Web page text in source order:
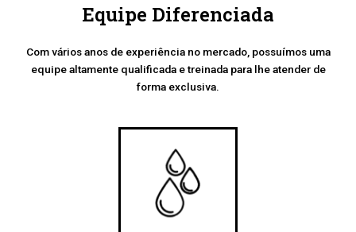
Equipe Diferenciada
Com vários anos de experiência no mercado, possuímos uma
equipe altamente qualificada e treinada para lhe atender de
forma exclusiva.